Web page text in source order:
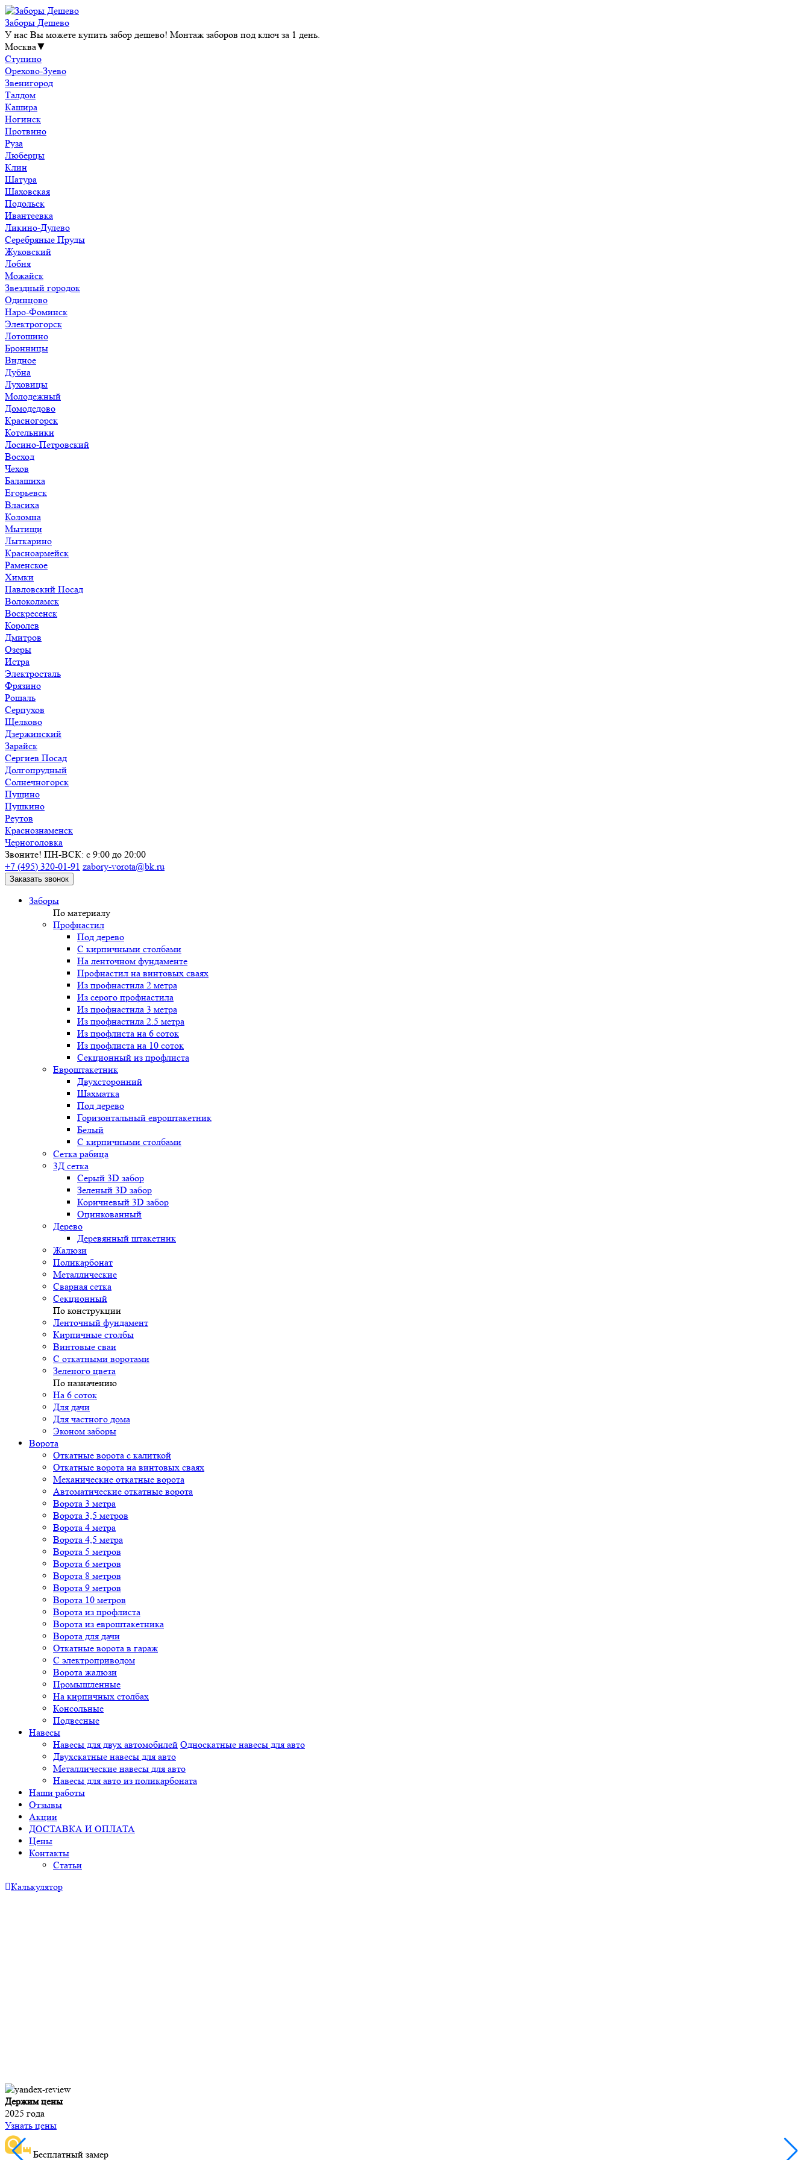
Заборы Дешево
У нас Вы можете купить забор дешево! Монтаж заборов под ключ за 1 день.
Москва▼
Ступино
Орехово-Зуево
Звенигород
Талдом
Кашира
Ногинск
Протвино
Руза
Люберцы
Клин
Шатура
Шаховская
Подольск
Ивантеевка
Ликино-Дулево
Серебряные Пруды
Жуковский
Лобня
Можайск
Звездный городок
Одинцово
Наро-Фоминск
Электрогорск
Лотошино
Бронницы
Видное
Дубна
Луховицы
Молодежный
Домодедово
Красногорск
Котельники
Лосино-Петровский
Восход
Чехов
Балашиха
Егорьевск
Власиха
Коломна
Мытищи
Лыткарино
Красноармейск
Раменское
Химки
Павловский Посад
Волоколамск
Воскресенск
Королев
Дмитров
Озеры
Истра
Электросталь
Фрязино
Рошаль
Серпухов
Щелково
Дзержинский
Зарайск
Сергиев Посад
Долгопрудный
Солнечногорск
Пущино
Пушкино
Реутов
Краснознаменск
Черноголовка
Звоните! ПН-ВСК: с 9:00 до 20:00
+7 (495) 320-01-91 zabory-vorota@bk.ru
Заказать звонок
Заборы
По материалу
Профнастил
Под дерево
С кирпичными столбами
На ленточном фундаменте
Профнастил на винтовых сваях
Из профнастила 2 метра
Из серого профнастила
Из профнастила 3 метра
Из профнастила 2.5 метра
Из профлиста на 6 соток
Из профлиста на 10 соток
Секционный из профлиста
Евроштакетник
Двухсторонний
Шахматка
Под дерево
Горизонтальный евроштакетник
Белый
С кирпичными столбами
Сетка рабица
3Д сетка
Серый 3D забор
Зеленый 3D забор
Коричневый 3D забор
Оцинкованный
Дерево
Деревянный штакетник
Жалюзи
Поликарбонат
Металлические
Сварная сетка
Секционный
По конструкции
Ленточный фундамент
Кирпичные столбы
Винтовые сваи
С откатными воротами
Зеленого цвета
По назначению
На 6 соток
Для дачи
Для частного дома
Эконом заборы
Ворота
Откатные ворота с калиткой
Откатные ворота на винтовых сваях
Механические откатные ворота
Автоматические откатные ворота
Ворота 3 метра
Ворота 3,5 метров
Ворота 4 метра
Ворота 4,5 метра
Ворота 5 метров
Ворота 6 метров
Ворота 8 метров
Ворота 9 метров
Ворота 10 метров
Ворота из профлиста
Ворота из евроштакетника
Ворота для дачи
Откатные ворота в гараж
С электроприводом
Ворота жалюзи
Промышленные
На кирпичных столбах
Консольные
Подвесные
Навесы
Навесы для двух автомобилей Односкатные навесы для авто
Двухскатные навесы для авто
Металлические навесы для авто
Навесы для авто из поликарбоната
Наши работы
Отзывы
Акции
ДОСТАВКА И ОПЛАТА
Цены
Контакты
Статьи
Калькулятор
Держим цены
2025 года
Узнать цены
Бесплатный замер